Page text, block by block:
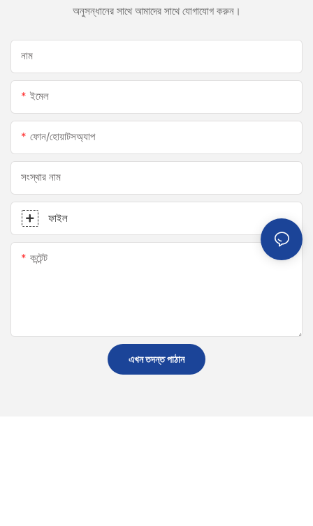
অনুসন্ধানের সাথে আমাদের সাথে যোগাযোগ করুন।
নাম
ইমেল
ফোন/হোয়াটসঅ্যাপ
সংস্থার নাম
ফাইল
কন্টেন্ট
এখন তদন্ত পাঠান